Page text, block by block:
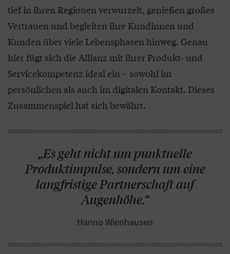
tief in ihren Regionen verwurzelt, genießen großes
Vertrauen und begleiten ihre Kundinnen und
Kunden über viele Lebensphasen hinweg. Genau
hier fügt sich die Allianz mit ihrer Produkt‑ und
Servicekompetenz ideal ein – sowohl im
persönlichen als auch im digitalen Kontakt. Dieses
Zusammenspiel hat sich bewährt.
„Es geht nicht um punktuelle
Produktimpulse, sondern um eine
langfristige Partnerschaft auf
Augenhöhe.“
Hanno Wienhausen